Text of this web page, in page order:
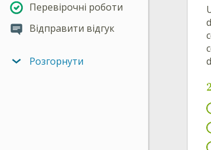
Перевірочні роботи
Відправити відгук
Розгорнути